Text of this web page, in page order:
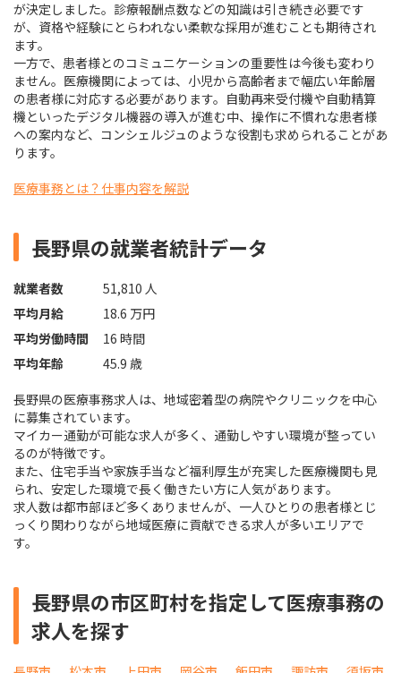
が決定しました。診療報酬点数などの知識は引き続き必要です
が、資格や経験にとらわれない柔軟な採用が進むことも期待され
ます。
一方で、患者様とのコミュニケーションの重要性は今後も変わり
ません。医療機関によっては、小児から高齢者まで幅広い年齢層
の患者様に対応する必要があります。自動再来受付機や自動精算
機といったデジタル機器の導入が進む中、操作に不慣れな患者様
への案内など、コンシェルジュのような役割も求められることがあ
ります。
医療事務とは？仕事内容を解説
長野県の就業者統計データ
就業者数
51,810 人
平均月給
18.6 万円
平均労働時間
16 時間
平均年齢
45.9 歳
長野県の医療事務求人は、地域密着型の病院やクリニックを中心
に募集されています。
マイカー通勤が可能な求人が多く、通勤しやすい環境が整ってい
るのが特徴です。
また、住宅手当や家族手当など福利厚生が充実した医療機関も見
られ、安定した環境で長く働きたい方に人気があります。
求人数は都市部ほど多くありませんが、一人ひとりの患者様とじ
っくり関わりながら地域医療に貢献できる求人が多いエリアで
す。
長野県の市区町村を指定して医療事務の
求人を探す